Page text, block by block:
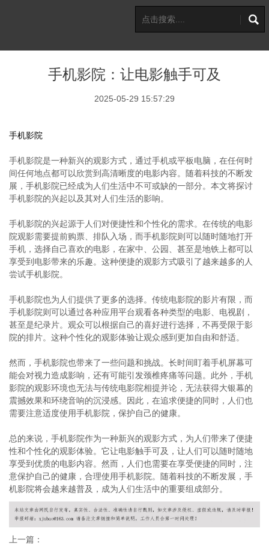
手机影院：让电影触手可及
2025-05-29 15:57:29
手机影院
手机影院是一种新兴的观影方式，通过手机或平板电脑，在任何时
间任何地点都可以欣赏到高清晰度的电影内容。随着科技的不断发
展，手机影院已经成为人们生活中不可或缺的一部分。本文将探讨
手机影院的兴起以及其对人们生活的影响。
手机影院的兴起源于人们对便捷性和个性化的需求。在传统的电影
院观影需要提前购票、排队入场，而手机影院则可以随时随地打开
手机，选择自己喜欢的电影，在家中、公园、甚至是地铁上都可以
享受到电影带来的乐趣。这种便捷的观影方式吸引了越来越多的人
尝试手机影院。
手机影院也为人们提供了更多的选择。传统电影院的影片有限，而
手机影院则可以通过各种应用平台观看各种类型的电影、电视剧，
甚至是纪录片。观众可以根据自己的喜好进行选择，不再受限于影
院的排片。这种个性化的观影体验让观众感到更加自由和舒适。
然而，手机影院也带来了一些问题和挑战。长时间盯着手机屏幕可
能会对视力造成影响，还有可能引发颈椎疼痛等问题。此外，手机
影院的观影环境也无法与传统电影院相提并论，无法获得大银幕的
震撼效果和环绕音响的沉浸感。因此，在追求便捷的同时，人们也
需要注意适度使用手机影院，保护自己的健康。
总的来说，手机影院作为一种新兴的观影方式，为人们带来了便捷
性和个性化的观影体验。它让电影触手可及，让人们可以随时随地
享受到优质的电影内容。然而，人们也需要在享受便捷的同时，注
意保护自己的健康，合理使用手机影院。随着科技的不断发展，手
机影院将会越来越普及，成为人们生活中的重要组成部分。
上一篇：